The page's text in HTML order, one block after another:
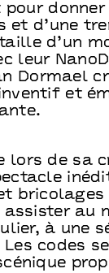
donner
et d’une
d’un
leur
Dormael
et
lors de sa
bricolages
au
à une
codes